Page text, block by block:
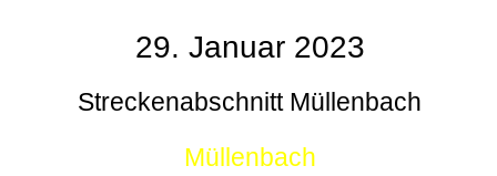
29. Januar 2023
Streckenabschnitt Müllenbach
Müllenbach